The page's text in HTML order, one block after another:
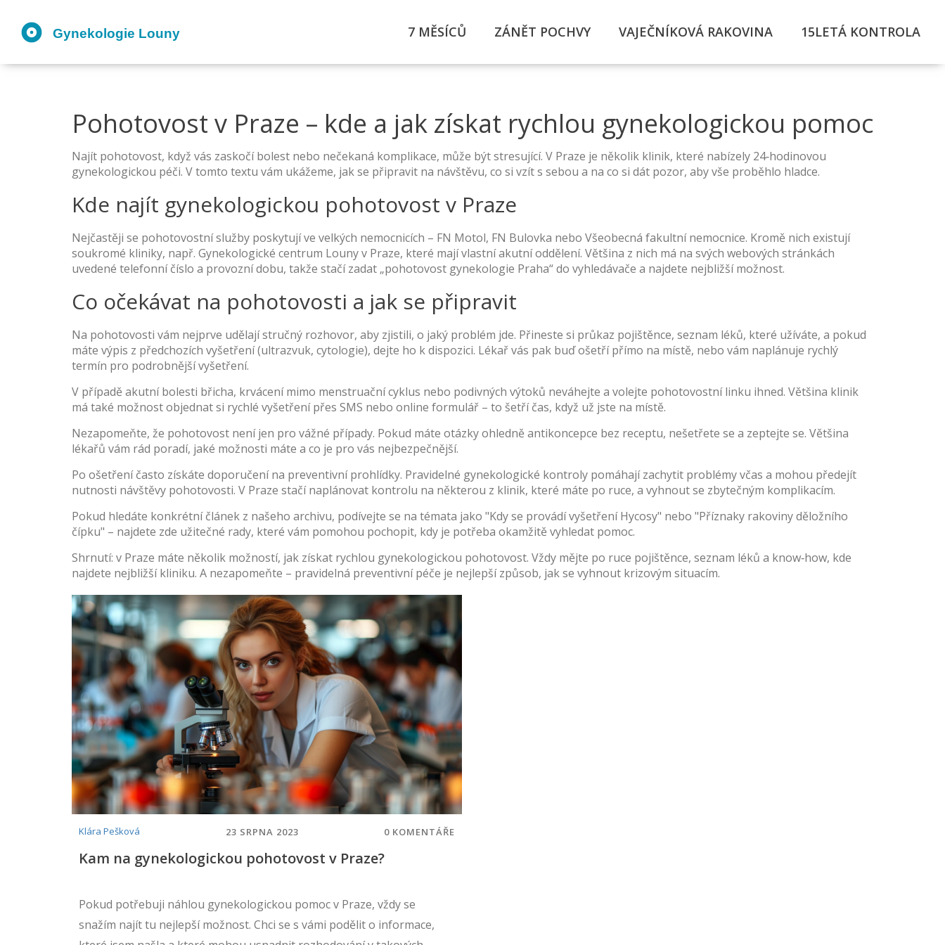
7 MĚSÍCŮ ZÁNĚT POCHVY VAJEČNÍKOVÁ RAKOVINA 15LETÁ KONTROLA
Pohotovost v Praze – kde a jak získat rychlou gynekologickou pomoc
Najít pohotovost, když vás zaskočí bolest nebo nečekaná komplikace, může být stresující. V Praze je několik klinik, které nabízely 24‑hodinovou
gynekologickou péči. V tomto textu vám ukážeme, jak se připravit na návštěvu, co si vzít s sebou a na co si dát pozor, aby vše proběhlo hladce.
Kde najít gynekologickou pohotovost v Praze
Nejčastěji se pohotovostní služby poskytují ve velkých nemocnicích – FN Motol, FN Bulovka nebo Všeobecná fakultní nemocnice. Kromě nich existují
soukromé kliniky, např. Gynekologické centrum Louny v Praze, které mají vlastní akutní oddělení. Většina z nich má na svých webových stránkách
uvedené telefonní číslo a provozní dobu, takže stačí zadat „pohotovost gynekologie Praha“ do vyhledávače a najdete nejbližší možnost.
Co očekávat na pohotovosti a jak se připravit
Na pohotovosti vám nejprve udělají stručný rozhovor, aby zjistili, o jaký problém jde. Přineste si průkaz pojištěnce, seznam léků, které užíváte, a pokud
máte výpis z předchozích vyšetření (ultrazvuk, cytologie), dejte ho k dispozici. Lékař vás pak buď ošetří přímo na místě, nebo vám naplánuje rychlý
termín pro podrobnější vyšetření.
V případě akutní bolesti břicha, krvácení mimo menstruační cyklus nebo podivných výtoků neváhejte a volejte pohotovostní linku ihned. Většina klinik
má také možnost objednat si rychlé vyšetření přes SMS nebo online formulář – to šetří čas, když už jste na místě.
Nezapomeňte, že pohotovost není jen pro vážné případy. Pokud máte otázky ohledně antikoncepce bez receptu, nešetřete se a zeptejte se. Většina
lékařů vám rád poradí, jaké možnosti máte a co je pro vás nejbezpečnější.
Po ošetření často získáte doporučení na preventivní prohlídky. Pravidelné gynekologické kontroly pomáhají zachytit problémy včas a mohou předejít
nutnosti návštěvy pohotovosti. V Praze stačí naplánovat kontrolu na některou z klinik, které máte po ruce, a vyhnout se zbytečným komplikacím.
Pokud hledáte konkrétní článek z našeho archivu, podívejte se na témata jako "Kdy se provádí vyšetření Hycosy" nebo "Příznaky rakoviny děložního
čípku" – najdete zde užitečné rady, které vám pomohou pochopit, kdy je potřeba okamžitě vyhledat pomoc.
Shrnutí: v Praze máte několik možností, jak získat rychlou gynekologickou pohotovost. Vždy mějte po ruce pojištěnce, seznam léků a know‑how, kde
najdete nejbližší kliniku. A nezapomeňte – pravidelná preventivní péče je nejlepší způsob, jak se vyhnout krizovým situacím.
Klára Pešková 23 SRPNA 2023 0 KOMENTÁŘE
Kam na gynekologickou pohotovost v Praze?
Pokud potřebuji náhlou gynekologickou pomoc v Praze, vždy se
snažím najít tu nejlepší možnost. Chci se s vámi podělit o informace,